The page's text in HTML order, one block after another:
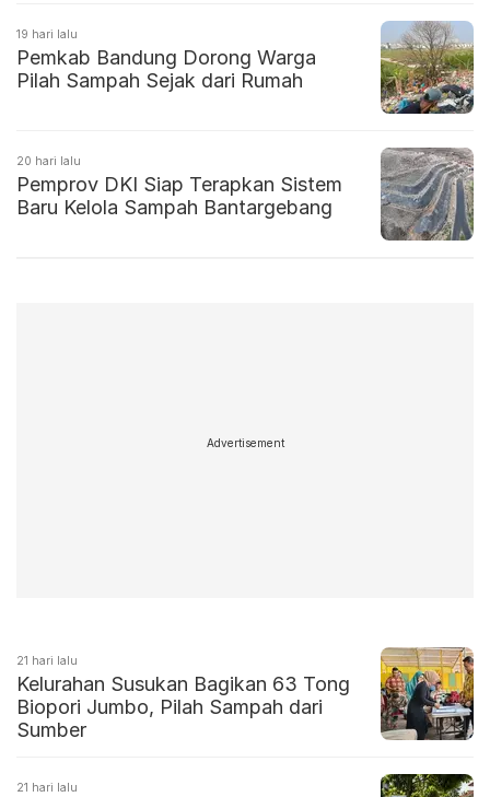
19 hari lalu
Pemkab Bandung Dorong Warga
Pilah Sampah Sejak dari Rumah
20 hari lalu
Pemprov DKI Siap Terapkan Sistem
Baru Kelola Sampah Bantargebang
Advertisement
21 hari lalu
Kelurahan Susukan Bagikan 63 Tong
Biopori Jumbo, Pilah Sampah dari
Sumber
21 hari lalu